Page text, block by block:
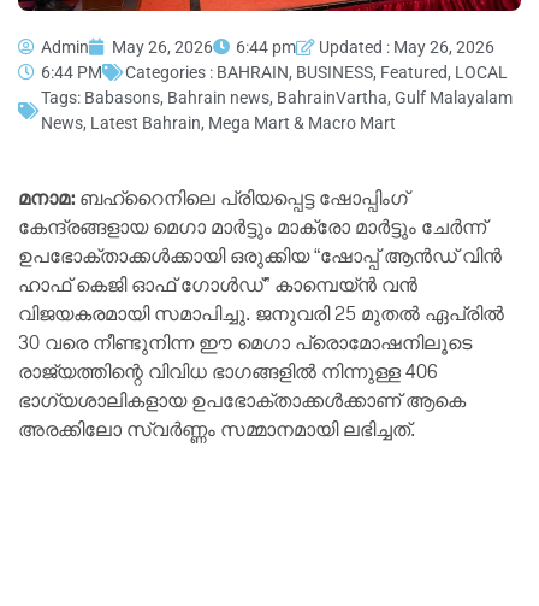
Admin May 26, 2026 6:44 pm
Updated : May 26, 2026
6:44 PM
Categories : BAHRAIN, BUSINESS, Featured, LOCAL
Tags: Babasons, Bahrain news, BahrainVartha, Gulf Malayalam
News, Latest Bahrain, Mega Mart & Macro Mart
മനാമ:ബഹ്‌റൈനിലെ പ്രിയപ്പെട്ട ഷോപ്പിംഗ്
കേന്ദ്രങ്ങളായ മെഗാ മാർട്ടും മാക്രോ മാർട്ടും ചേർന്ന്
ഉപഭോക്താക്കൾക്കായി ഒരുക്കിയ “ഷോപ്പ് ആൻഡ് വിൻ
ഹാഫ് കെജി ഓഫ് ഗോൾഡ്” കാമ്പെയ്ൻ വൻ
വിജയകരമായി സമാപിച്ചു. ജനുവരി 25 മുതൽ ഏപ്രിൽ
30 വരെ നീണ്ടുനിന്ന ഈ മെഗാ പ്രൊമോഷനിലൂടെ
രാജ്യത്തിന്റെ വിവിധ ഭാഗങ്ങളിൽ നിന്നുള്ള 406
ഭാഗ്യശാലികളായ ഉപഭോക്താക്കൾക്കാണ് ആകെ
അരക്കിലോ സ്വർണ്ണം സമ്മാനമായി ലഭിച്ചത്.